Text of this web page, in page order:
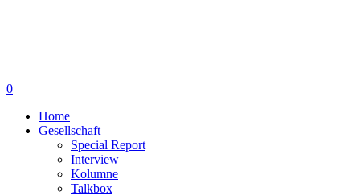
0
Home
Gesellschaft
Special Report
Interview
Kolumne
Talkbox